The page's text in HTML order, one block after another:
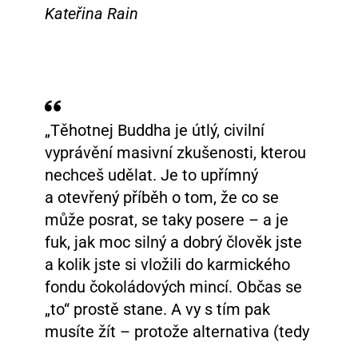
Kateřina Rain
„Těhotnej Buddha je útlý, civilní
vyprávění masivní zkušenosti, kterou
nechceš udělat. Je to upřímný
a otevřený příběh o tom, že co se
může posrat, se taky posere – a je
fuk, jak moc silný a dobrý člověk jste
a kolik jste si vložili do karmického
fondu čokoládových mincí. Občas se
„to“ prostě stane. A vy s tím pak
musíte žít – protože alternativa (tedy